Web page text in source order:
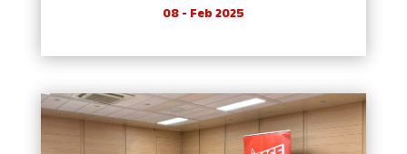
08 - Feb 2025